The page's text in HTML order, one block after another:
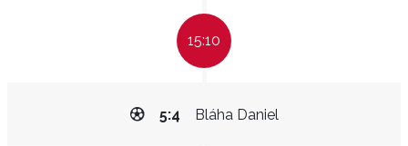
15:10
Bláha Daniel
5:4